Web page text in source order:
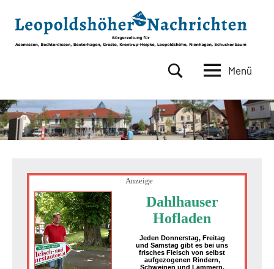
Inhalt
springen
Nachrichten
Asemissen,
Bechterdissen,
Bexterhagen,
Leopoldshöhe,
Nienhagen,
Schuckenbaum
Menü
Anzeige
Dahlhauser
Hofladen
Jeden Donnerstag, Freitag
und Samstag gibt es bei uns
frisches Fleisch von selbst
aufgezogenen Rindern,
Schweinen und Lämmern.